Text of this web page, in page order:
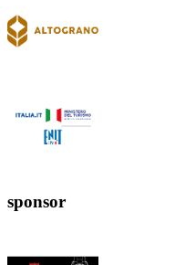
sponsor